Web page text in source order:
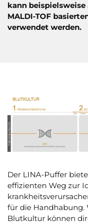
kann
MALDI-TOF
verwendet werden.
Der LINA-Puffer
effizienten Weg zur
für die Handhabung.
Blutkultur können